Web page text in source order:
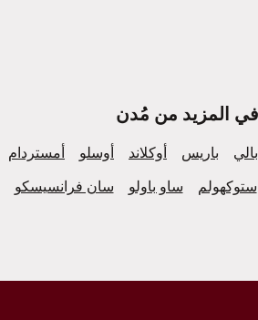
أمستردام أوسلو أوكلاند باريس بالي
سان فرانسيسكو ساو باولو ستوكهولم